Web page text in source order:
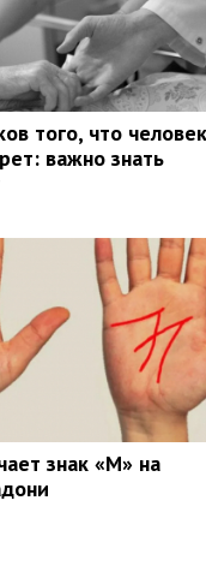
того, что человек
важно знать
знак «М» на